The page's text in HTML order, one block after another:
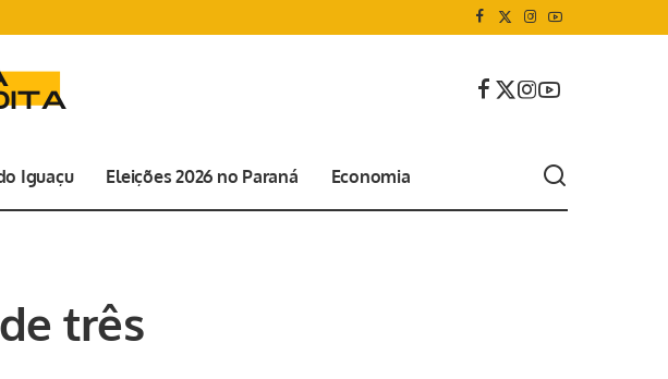
Iguaçu Eleições 2026 no Paraná Economia
três